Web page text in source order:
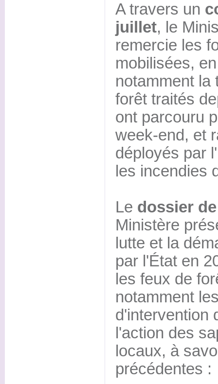
A travers un
juillet, le
remercie les
mobilisées,
notamment la
forêt traités
ont parcouru
week-end, et
déployés par
les incendies
Le dossier
Ministère
lutte et la
par l'État en
les feux de
notamment
d'intervention
l'action des
locaux, à
précédentes :